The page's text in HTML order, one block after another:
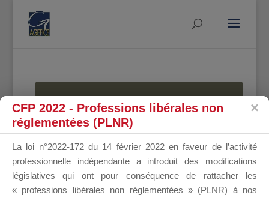
MALLETTE
DU
CFP 2022 - Professions libérales non
réglementées (PLNR)
La loi n°2022-172 du 14 février 2022 en faveur de l’activité
professionnelle indépendante a introduit des modifications
législatives qui ont pour conséquence de rattacher les
« professions libérales non réglementées » (PLNR) à nos